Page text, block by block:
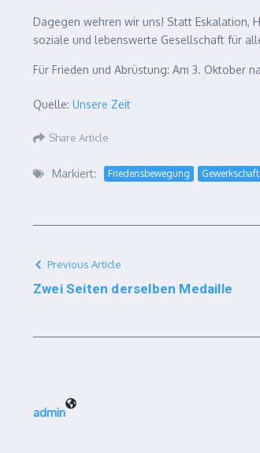
Dagegen wehren wir uns! Statt Eskalation,
soziale und lebenswerte Gesellschaft für
Für Frieden und Abrüstung: Am 3. Oktober
Quelle: Unsere Zeit
Share Article
Markiert: Friedensbewegung
Previous Article
Zwei Seiten derselben Medaille
admin